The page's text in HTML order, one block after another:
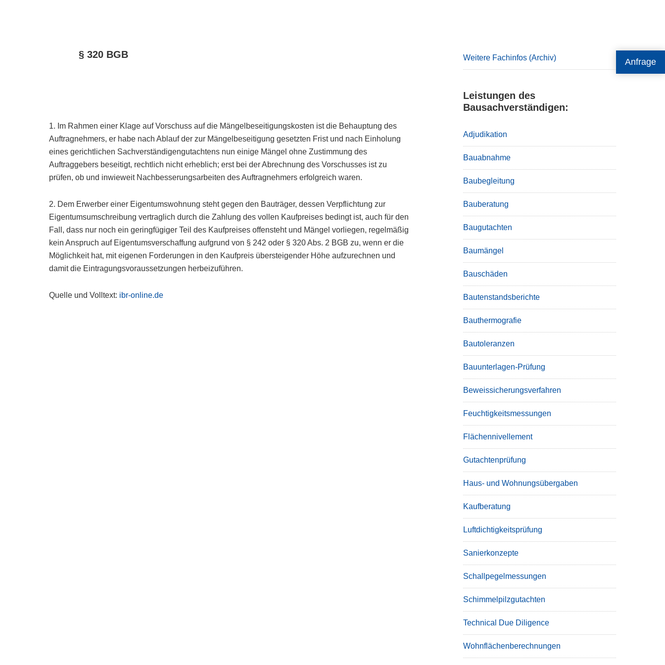
Anfrage
§ 320 BGB
1. Im Rahmen einer Klage auf Vorschuss auf die Mängelbeseitigungskosten ist die Behauptung des
Auftragnehmers, er habe nach Ablauf der zur Mängelbeseitigung gesetzten Frist und nach Einholung
eines gerichtlichen Sachverständigengutachtens nun einige Mängel ohne Zustimmung des
Auftraggebers beseitigt, rechtlich nicht erheblich; erst bei der Abrechnung des Vorschusses ist zu
prüfen, ob und inwieweit Nachbesserungsarbeiten des Auftragnehmers erfolgreich waren.
2. Dem Erwerber einer Eigentumswohnung steht gegen den Bauträger, dessen Verpflichtung zur
Eigentumsumschreibung vertraglich durch die Zahlung des vollen Kaufpreises bedingt ist, auch für den
Fall, dass nur noch ein geringfügiger Teil des Kaufpreises offensteht und Mängel vorliegen, regelmäßig
kein Anspruch auf Eigentumsverschaffung aufgrund von § 242 oder § 320 Abs. 2 BGB zu, wenn er die
Möglichkeit hat, mit eigenen Forderungen in den Kaufpreis übersteigender Höhe aufzurechnen und
damit die Eintragungsvoraussetzungen herbeizuführen.
Quelle und Volltext: ibr-online.de
Weitere Fachinfos (Archiv)
Leistungen des
Bausachverständigen:
Adjudikation
Bauabnahme
Baubegleitung
Bauberatung
Baugutachten
Baumängel
Bauschäden
Bautenstandsberichte
Bauthermografie
Bautoleranzen
Bauunterlagen-Prüfung
Beweissicherungsverfahren
Feuchtigkeitsmessungen
Flächennivellement
Gutachtenprüfung
Haus- und Wohnungsübergaben
Kaufberatung
Luftdichtigkeitsprüfung
Sanierkonzepte
Schallpegelmessungen
Schimmelpilzgutachten
Technical Due Diligence
Wohnflächenberechnungen